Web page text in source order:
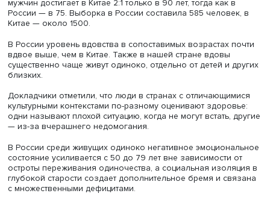
Фото: iStock / heckepics
Алла Макаренцева и Светлана Бирюкова стремились